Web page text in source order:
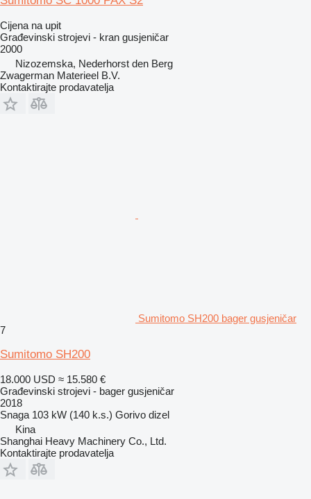
Cijena na upit
Građevinski strojevi - kran gusjeničar
2000
Nizozemska, Nederhorst den Berg
Zwagerman Materieel B.V.
Kontaktirajte prodavatelja
Sumitomo SH200 bager gusjeničar
7
Sumitomo SH200
18.000 USD ≈ 15.580 €
Građevinski strojevi - bager gusjeničar
2018
Snaga 103 kW (140 k.s.) Gorivo dizel
Kina
Shanghai Heavy Machinery Co., Ltd.
Kontaktirajte prodavatelja